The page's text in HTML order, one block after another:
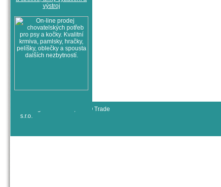
© All rights reserved, RYJO Trade
s.r.o.